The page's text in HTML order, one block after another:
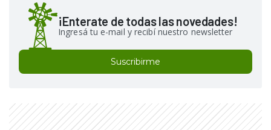
¡Enterate de todas las novedades!
Ingresá tu e-mail y recibí nuestro newsletter
Suscribirme